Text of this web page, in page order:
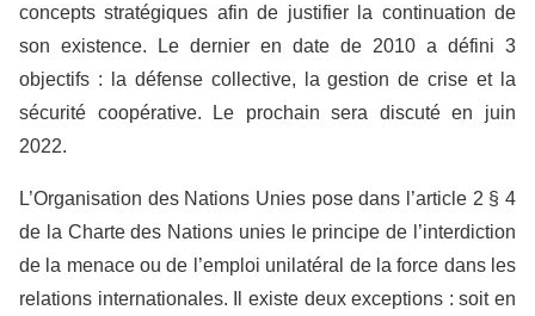
concepts stratégiques afin de justifier la continuation de
son existence. Le dernier en date de 2010 a défini 3
objectifs : la défense collective, la gestion de crise et la
sécurité coopérative. Le prochain sera discuté en juin
2022.
L’Organisation des Nations Unies pose dans l’article 2 § 4
de la Charte des Nations unies le principe de l’interdiction
de la menace ou de l’emploi unilatéral de la force dans les
relations internationales. Il existe deux exceptions : soit en